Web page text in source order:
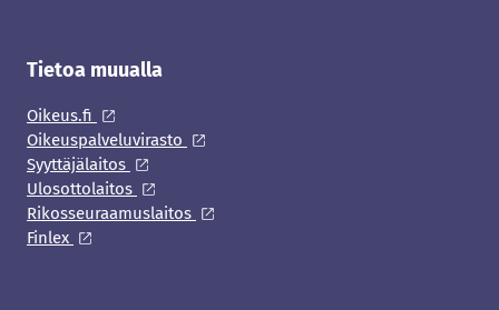
Tietoa muualla
Oikeus.fi
Oikeuspalveluvirasto
Syyttäjälaitos
Ulosottolaitos
Rikosseuraamuslaitos
Finlex